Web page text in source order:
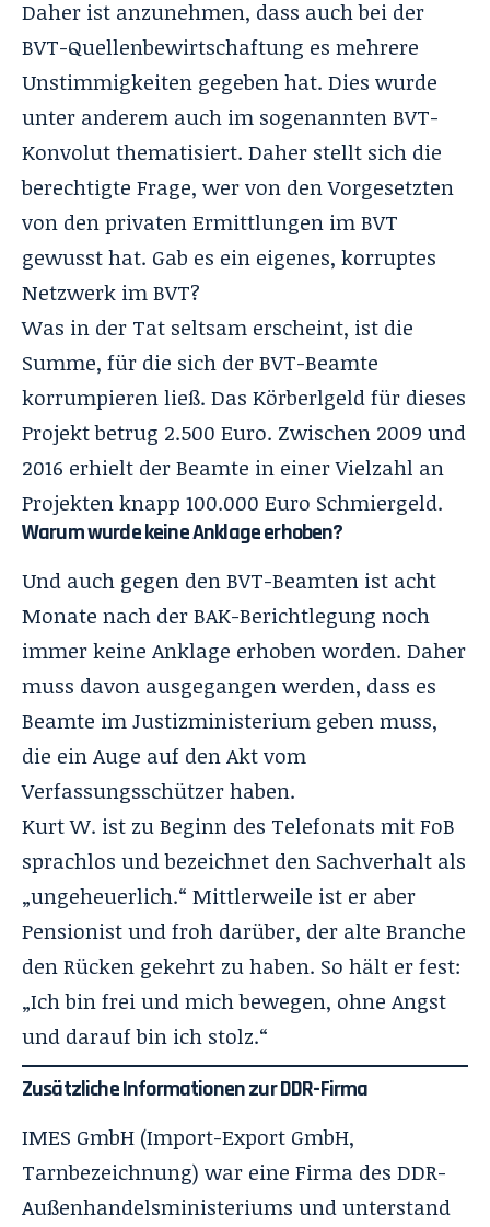
Daher ist anzunehmen, dass auch bei der
BVT-Quellenbewirtschaftung es mehrere
Unstimmigkeiten gegeben hat. Dies wurde
unter anderem auch im sogenannten BVT-
Konvolut thematisiert. Daher stellt sich die
berechtigte Frage, wer von den Vorgesetzten
von den privaten Ermittlungen im BVT
gewusst hat. Gab es ein eigenes, korruptes
Netzwerk im BVT?
Was in der Tat seltsam erscheint, ist die
Summe, für die sich der BVT-Beamte
korrumpieren ließ. Das Körberlgeld für dieses
Projekt betrug 2.500 Euro. Zwischen 2009 und
2016 erhielt der Beamte in einer Vielzahl an
Projekten knapp 100.000 Euro Schmiergeld.
Warum wurde keine Anklage erhoben?
Und auch gegen den BVT-Beamten ist acht
Monate nach der BAK-Berichtlegung noch
immer keine Anklage erhoben worden. Daher
muss davon ausgegangen werden, dass es
Beamte im Justizministerium geben muss,
die ein Auge auf den Akt vom
Verfassungsschützer haben.
Kurt W. ist zu Beginn des Telefonats mit FoB
sprachlos und bezeichnet den Sachverhalt als
„ungeheuerlich.“ Mittlerweile ist er aber
Pensionist und froh darüber, der alte Branche
den Rücken gekehrt zu haben. So hält er fest:
„Ich bin frei und mich bewegen, ohne Angst
und darauf bin ich stolz.“
Zusätzliche Informationen zur DDR-Firma
IMES GmbH (Import-Export GmbH,
Tarnbezeichnung) war eine Firma des DDR-
Außenhandelsministeriums und unterstand